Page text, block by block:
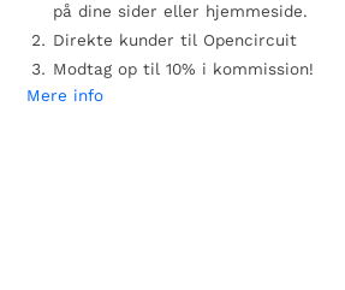
på dine sider eller hjemmeside.
Direkte kunder til Opencircuit
Modtag op til 10% i kommission!
Mere info